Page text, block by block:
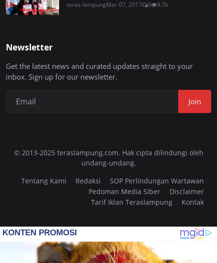
teras lampungMar 07, 2017 0 9.7k
Newsletter
Get the latest news and curated updates straight to your
inbox. Sign up for our newsletter.
Join
© 2013-2025 teraslampung.com. Hak cipta dilindungi oleh
undang-undang.
Tentang Kami
Redaksi
SOP Perlindungan Wartawan
Pedoman Media Siber
Disclaimer
Tarif Iklan Teraslampung
Kontak